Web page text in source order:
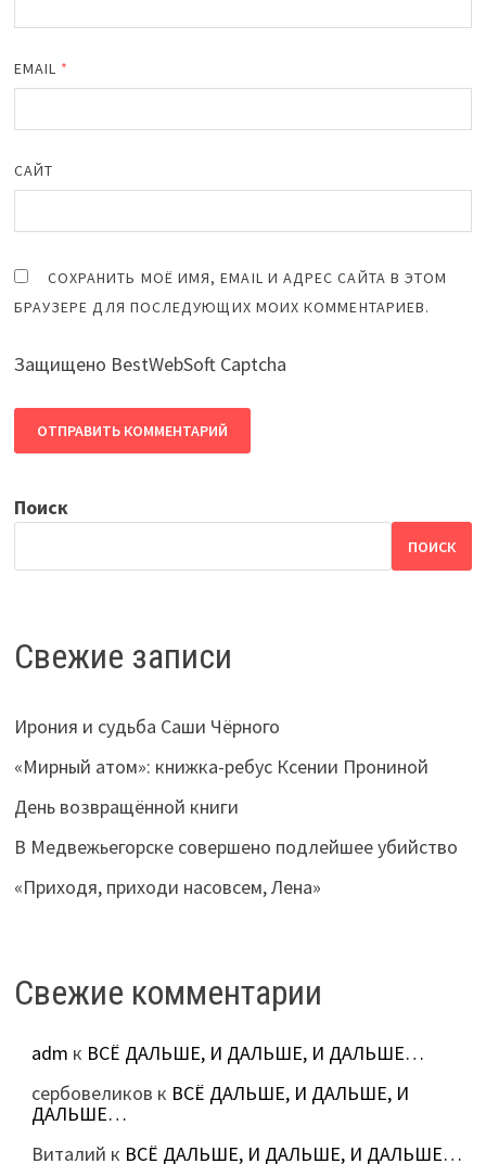
EMAIL *
САЙТ
СОХРАНИТЬ МОЁ ИМЯ, EMAIL И АДРЕС САЙТА В ЭТОМ
БРАУЗЕРЕ ДЛЯ ПОСЛЕДУЮЩИХ МОИХ КОММЕНТАРИЕВ.
Защищено BestWebSoft Captcha
Поиск
ПОИСК
Свежие записи
Ирония и судьба Саши Чёрного
«Мирный атом»: книжка-ребус Ксении Прониной
День возвращённой книги
В Медвежьегорске совершено подлейшее убийство
«Приходя, приходи насовсем, Лена»
Свежие комментарии
adm к ВСЁ ДАЛЬШЕ, И ДАЛЬШЕ, И ДАЛЬШЕ…
сербовеликов к ВСЁ ДАЛЬШЕ, И ДАЛЬШЕ, И
ДАЛЬШЕ…
Виталий к ВСЁ ДАЛЬШЕ, И ДАЛЬШЕ, И ДАЛЬШЕ…